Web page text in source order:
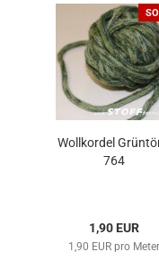
Wollkordel
764
1,90 EUR
1,90 EUR pro Meter